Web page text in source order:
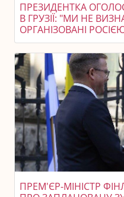
ПРЕЗИДЕНТКА
В ГРУЗІЇ: "МИ НЕ
ОРГАНІЗОВАНІ
ПРЕМ'ЄР-МІНІСТР